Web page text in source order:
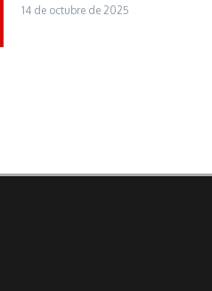
14 de octubre de 2025